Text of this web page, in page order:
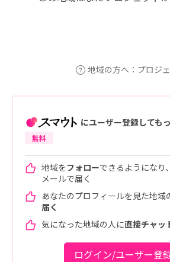
地域の方へ：プロジ
にユーザー登録しても
無料
地域をフォローできるようになり、
メールで届く
あなたのプロフィールを見た地域
届く
気になった地域の人に直接チャッ
ログイン/ユーザー登